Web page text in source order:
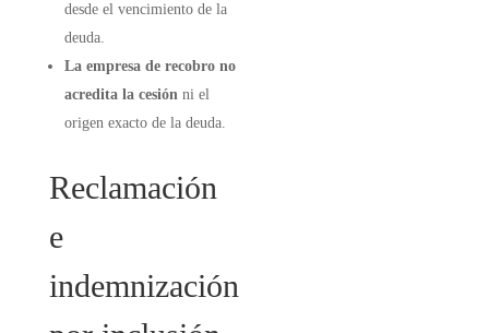
desde el vencimiento de la
deuda.
La empresa de recobro no
acredita la cesiónni el
origen exacto de la deuda.
Reclamación
e
indemnización